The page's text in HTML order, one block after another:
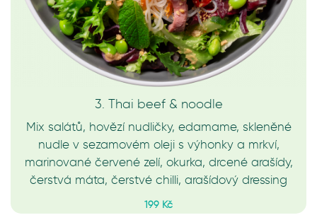
3. Thai beef & noodle
Mix salátů, hovězí nudličky, edamame, skleněné
nudle v sezamovém oleji s výhonky a mrkví,
marinované červené zelí, okurka, drcené arašídy,
čerstvá máta, čerstvé chilli, arašídový dressing
199 Kč